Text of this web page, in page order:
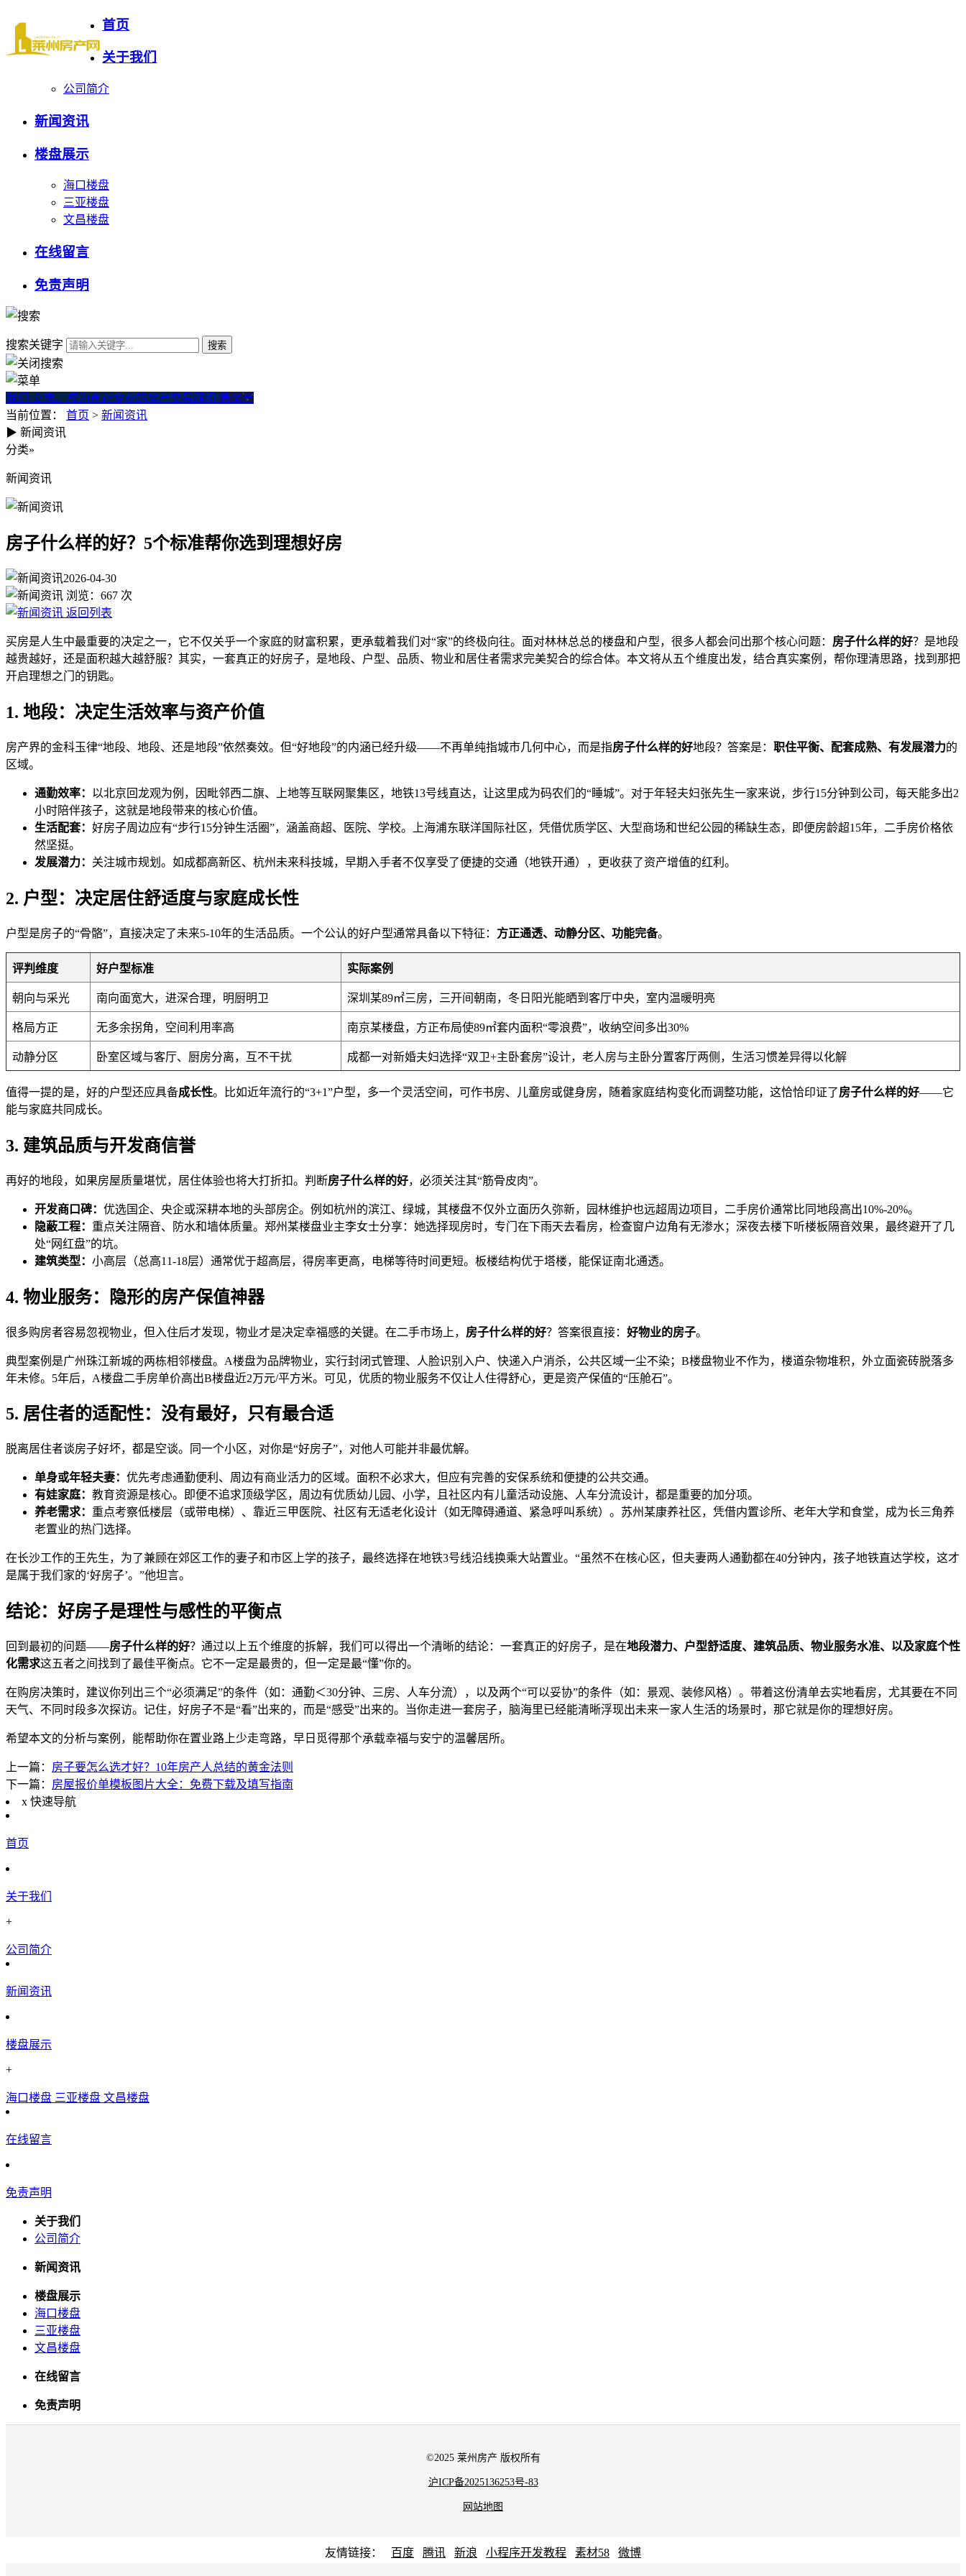
首页
关于我们
公司简介
新闻资讯
楼盘展示
海口楼盘
三亚楼盘
文昌楼盘
在线留言
免责声明
搜索关键字
我们·立志。成为真正专业的房产交易顾问 微房产
当前位置： 首页 > 新闻资讯
房子什么样的好？5个标准帮你选到理想好房
▶ 新闻资讯
分类»
新闻资讯
房子什么样的好？5个标准帮你选到理想好房
2026-04-30
浏览： 667 次
返回列表
买房是人生中最重要的决定之一，它不仅关乎一个家庭的财富积累，更承载着我们对“家”的终极向往。面对林林总总的楼盘和户型，很多人都会问出那个核心问题： 房子什么样的好？是地段
越贵越好，还是面积越大越舒服？其实，一套真正的好房子，是地段、户型、品质、物业和居住者需求完美契合的综合体。本文将从五个维度出发，结合真实案例，帮你理清思路，找到那把
开启理想之门的钥匙。
1. 地段：决定生活效率与资产价值
房产界的金科玉律“地段、地段、还是地段”依然奏效。但“好地段”的内涵已经升级——不再单纯指城市几何中心，而是指房子什么样的好地段？答案是： 职住平衡、配套成熟、有发展潜力的
区域。
通勤效率： 以北京回龙观为例，因毗邻西二旗、上地等互联网聚集区，地铁13号线直达，让这里成为码农们的“睡城”。对于年轻夫妇张先生一家来说，步行15分钟到公司，每天能多出2
小时陪伴孩子，这就是地段带来的核心价值。
生活配套： 好房子周边应有“步行15分钟生活圈”，涵盖商超、医院、学校。上海浦东联洋国际社区，凭借优质学区、大型商场和世纪公园的稀缺生态，即便房龄超15年，二手房价格依
然坚挺。
发展潜力： 关注城市规划。如成都高新区、杭州未来科技城，早期入手者不仅享受了便捷的交通（地铁开通），更收获了资产增值的红利。
2. 户型：决定居住舒适度与家庭成长性
户型是房子的“骨骼”，直接决定了未来5-10年的生活品质。一个公认的好户型通常具备以下特征： 方正通透、动静分区、功能完备。
评判维度 好户型标准 实际案例
朝向与采光 南向面宽大，进深合理，明厨明卫 深圳某89㎡三房，三开间朝南，冬日阳光能晒到客厅中央，室内温暖明亮
格局方正 无多余拐角，空间利用率高 南京某楼盘，方正布局使89㎡套内面积“零浪费”，收纳空间多出30%
动静分区 卧室区域与客厅、厨房分离，互不干扰 成都一对新婚夫妇选择“双卫+主卧套房”设计，老人房与主卧分置客厅两侧，生活习惯差异得以化解
值得一提的是，好的户型还应具备成长性。比如近年流行的“3+1”户型，多一个灵活空间，可作书房、儿童房或健身房，随着家庭结构变化而调整功能，这恰恰印证了房子什么样的好——它
能与家庭共同成长。
3. 建筑品质与开发商信誉
再好的地段，如果房屋质量堪忧，居住体验也将大打折扣。判断房子什么样的好，必须关注其“筋骨皮肉”。
开发商口碑： 优选国企、央企或深耕本地的头部房企。例如杭州的滨江、绿城，其楼盘不仅外立面历久弥新，园林维护也远超周边项目，二手房价通常比同地段高出10%-20%。
隐蔽工程： 重点关注隔音、防水和墙体质量。郑州某楼盘业主李女士分享：她选择现房时，专门在下雨天去看房，检查窗户边角有无渗水；深夜去楼下听楼板隔音效果，最终避开了几
处“网红盘”的坑。
建筑类型： 小高层（总高11-18层）通常优于超高层，得房率更高，电梯等待时间更短。板楼结构优于塔楼，能保证南北通透。
4. 物业服务：隐形的房产保值神器
很多购房者容易忽视物业，但入住后才发现，物业才是决定幸福感的关键。在二手市场上， 房子什么样的好？答案很直接： 好物业的房子。
典型案例是广州珠江新城的两栋相邻楼盘。A楼盘为品牌物业，实行封闭式管理、人脸识别入户、快递入户消杀，公共区域一尘不染；B楼盘物业不作为，楼道杂物堆积，外立面瓷砖脱落多
年未修。5年后，A楼盘二手房单价高出B楼盘近2万元/平方米。可见，优质的物业服务不仅让人住得舒心，更是资产保值的“压舱石”。
5. 居住者的适配性：没有最好，只有最合适
脱离居住者谈房子好坏，都是空谈。同一个小区，对你是“好房子”，对他人可能并非最优解。
单身或年轻夫妻： 优先考虑通勤便利、周边有商业活力的区域。面积不必求大，但应有完善的安保系统和便捷的公共交通。
有娃家庭： 教育资源是核心。即便不追求顶级学区，周边有优质幼儿园、小学，且社区内有儿童活动设施、人车分流设计，都是重要的加分项。
养老需求： 重点考察低楼层（或带电梯）、靠近三甲医院、社区有无适老化设计（如无障碍通道、紧急呼叫系统）。苏州某康养社区，凭借内置诊所、老年大学和食堂，成为长三角养
老置业的热门选择。
在长沙工作的王先生，为了兼顾在郊区工作的妻子和市区上学的孩子，最终选择在地铁3号线沿线换乘大站置业。“虽然不在核心区，但夫妻两人通勤都在40分钟内，孩子地铁直达学校，这才
是属于我们家的‘好房子’。”他坦言。
结论：好房子是理性与感性的平衡点
回到最初的问题——房子什么样的好？通过以上五个维度的拆解，我们可以得出一个清晰的结论：一套真正的好房子，是在地段潜力、户型舒适度、建筑品质、物业服务水准、以及家庭个性
化需求这五者之间找到了最佳平衡点。它不一定是最贵的，但一定是最“懂”你的。
在购房决策时，建议你列出三个“必须满足”的条件（如：通勤＜30分钟、三房、人车分流），以及两个“可以妥协”的条件（如：景观、装修风格）。带着这份清单去实地看房，尤其要在不同
天气、不同时段多次探访。记住，好房子不是“看”出来的，而是“感受”出来的。当你走进一套房子，脑海里已经能清晰浮现出未来一家人生活的场景时，那它就是你的理想好房。
希望本文的分析与案例，能帮助你在置业路上少走弯路，早日觅得那个承载幸福与安宁的温馨居所。
上一篇： 房子要怎么选才好？10年房产人总结的黄金法则
下一篇： 房屋报价单模板图片大全：免费下载及填写指南
x 快速导航
首页
关于我们
+
公司简介
新闻资讯
楼盘展示
+
海口楼盘 三亚楼盘 文昌楼盘
在线留言
免责声明
关于我们
公司简介
新闻资讯
楼盘展示
海口楼盘
三亚楼盘
文昌楼盘
在线留言
免责声明
©2025 莱州房产 版权所有
沪ICP备2025136253号-83
网站地图
友情链接： 百度 腾讯 新浪 小程序开发教程 素材58 微博